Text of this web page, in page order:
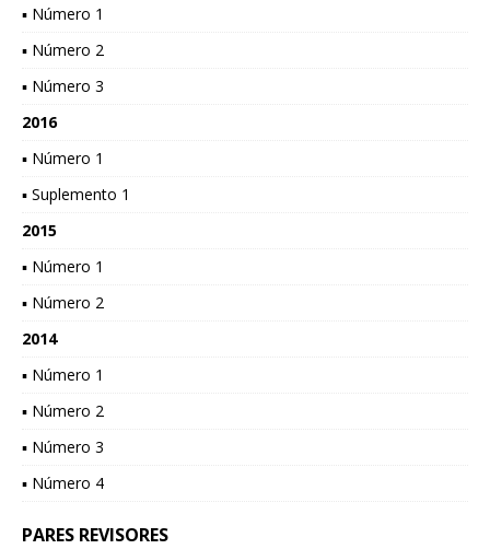
▪ Número 1
▪ Número 2
▪ Número 3
2016
▪ Número 1
▪ Suplemento 1
2015
▪ Número 1
▪ Número 2
2014
▪ Número 1
▪ Número 2
▪ Número 3
▪ Número 4
PARES REVISORES